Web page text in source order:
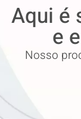
Aqui é
e
Nosso